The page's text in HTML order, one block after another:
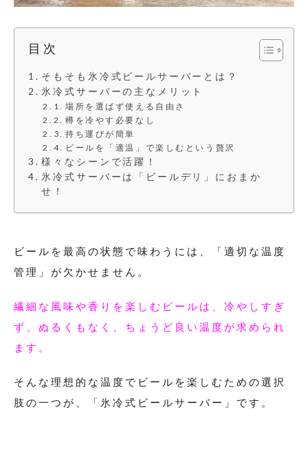
目次
そもそも氷冷式ビールサーバーとは？
氷冷式サーバーの主なメリット
場所を選ばず使える自由さ
樽を冷やす必要なし
持ち運びが簡単
ビールを「適温」で楽しむという贅沢
様々なシーンで活躍！
氷冷式サーバーは「ビールデリ」におまか
せ！
ビールを最高の状態で味わうには、「適切な温度
管理」が欠かせません。
繊細な風味や香りを楽しむビールは、冷やしすぎ
ず、ぬるくもなく、ちょうど良い温度が求められ
ます。
そんな理想的な温度でビールを楽しむための選択
肢の一つが、「氷冷式ビールサーバー」です。